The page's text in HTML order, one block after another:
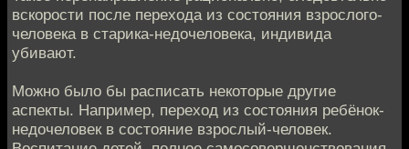
вскорости после перехода из состояния взрослого-
человека в старика-недочеловека, индивида
убивают.
Можно было бы расписать некоторые другие
аспекты. Например, переход из состояния ребёнок-
недочеловек в состояние взрослый-человек.